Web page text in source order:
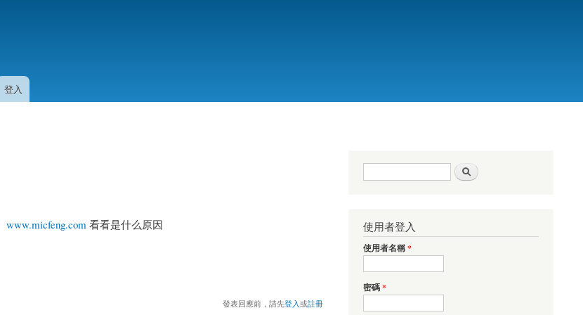
登入
www.micfeng.com 看看是什么原因
發表回應前，請先登入或註冊
搜尋表單
使用者登入
使用者名稱*
密碼*